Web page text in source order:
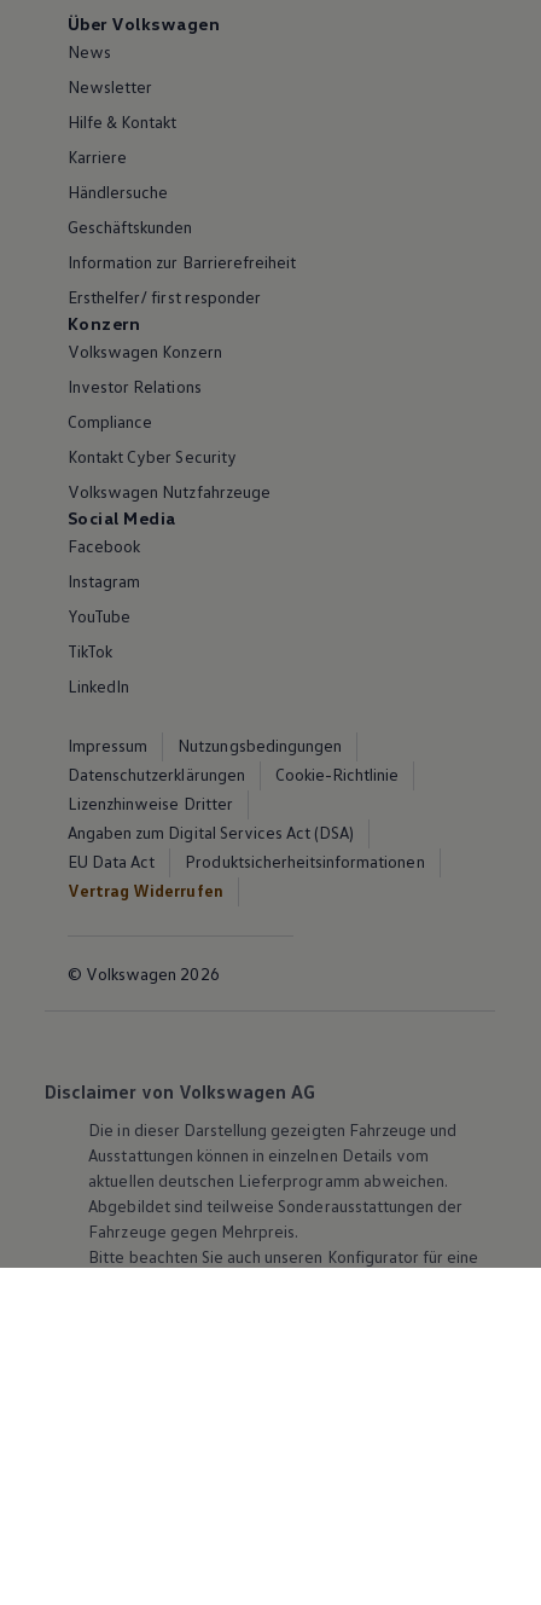
Über Volkswagen
News
Newsletter
Hilfe & Kontakt
Karriere
Händlersuche
Geschäftskunden
Information zur Barrierefreiheit
Ersthelfer/ first responder
Konzern
Volkswagen Konzern
Investor Relations
Compliance
Kontakt Cyber Security
Volkswagen Nutzfahrzeuge
Social Media
Facebook
Instagram
YouTube
TikTok
LinkedIn
Impressum
Nutzungsbedingungen
Datenschutzerklärungen
Cookie-Richtlinie
Lizenzhinweise Dritter
Angaben zum Digital Services Act (DSA)
EU Data Act
Produktsicherheitsinformationen
Vertrag Widerrufen
© Volkswagen 2026
Disclaimer von Volkswagen AG
Die in dieser Darstellung gezeigten Fahrzeuge und
Ausstattungen können in einzelnen Details vom
aktuellen deutschen Lieferprogramm abweichen.
Abgebildet sind teilweise Sonderausstattungen der
Fahrzeuge gegen Mehrpreis.
Bitte beachten Sie auch unseren Konfigurator für eine